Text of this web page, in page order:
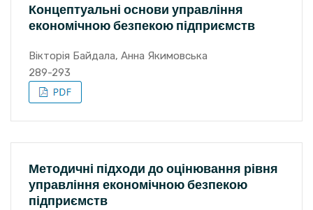
Концептуальні основи управління
економічною безпекою підприємств
Вікторія Байдала, Анна Якимовська
289-293
Методичні підходи до оцінювання рівня
управління економічною безпекою
підприємств